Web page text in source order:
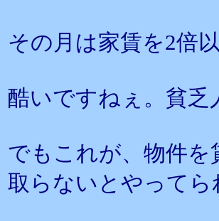
その月は家賃を2倍
酷いですねぇ。貧
でもこれが、物件
取らないとやってら